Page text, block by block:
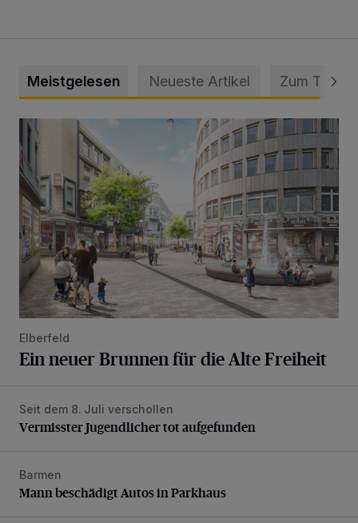
Meistgelesen Neueste Artikel Zum Thema
Ein neuer Brunnen für die Alte Freiheit
Elberfeld
Ein neuer Brunnen für die Alte Freiheit
Vermisster Jugendlicher tot aufgefunden
Seit dem 8. Juli verschollen
Vermisster Jugendlicher tot aufgefunden
Mann beschädigt Autos in Parkhaus
Barmen
Mann beschädigt Autos in Parkhaus